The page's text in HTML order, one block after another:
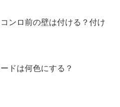
ンロ前の壁は付ける？付け
ドは何色にする？